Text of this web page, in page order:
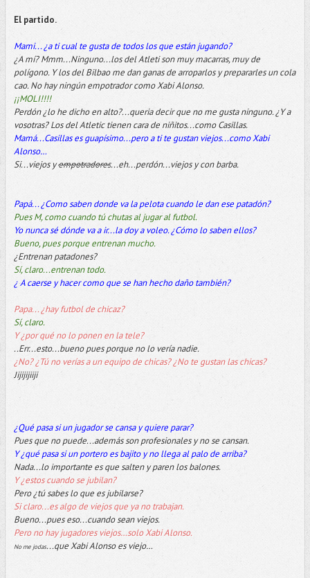
El partido.
Mami... ¿a ti cual te gusta de todos los que están jugando?
¿A mí? Mmm...Ninguno...los del Atleti son muy macarras, muy de
polígono. Y los del Bilbao me dan ganas de arroparlos y prepararles un cola
cao. No hay ningún empotrador como Xabi Alonso.
¡¡MOLI!!!!
Perdón ¿lo he dicho en alto?...queria decir que no me gusta ninguno. ¿Y a
vosotras? Los del Atletic tienen cara de niñitos...como Casillas.
Mamá...Casillas es guapísimo...pero a ti te gustan viejos...como Xabi
Alonso…
Si...viejos yempotradores...eh...perdón...viejos y con barba.
Papá... ¿Como saben donde va la pelota cuando le dan ese patadón?
Pues M, como cuando tú chutas al jugar al futbol.
Yo nunca sé dónde va a ir...la doy a voleo. ¿Cómo lo saben ellos?
Bueno, pues porque entrenan mucho.
¿Entrenan patadones?
Sí, claro...entrenan todo.
¿ A caerse y hacer como que se han hecho daño también?
Papa... ¿hay futbol de chicaz?
Sí, claro.
Y ¿por qué no lo ponen en la tele?
..Err...esto...bueno pues porque no lo vería nadie.
¿No? ¿Tú no verías a un equipo de chicas? ¿No te gustan las chicas?
Jijijijiiji
¿Qué pasa si un jugador se cansa y quiere parar?
Pues que no puede...además son profesionales y no se cansan.
Y ¿qué pasa si un portero es bajito y no llega al palo de arriba?
Nada...lo importante es que salten y paren los balones.
Y ¿estos cuando se jubilan?
Pero ¿tú sabes lo que es jubilarse?
Si claro...es algo de viejos que ya no trabajan.
Bueno...pues eso...cuando sean viejos.
Pero no hay jugadores viejos…solo Xabi Alonso.
No me jodas...que Xabi Alonso es viejo…